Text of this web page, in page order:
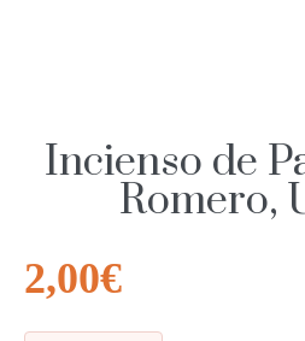
Incienso de
Romero,
2,00€